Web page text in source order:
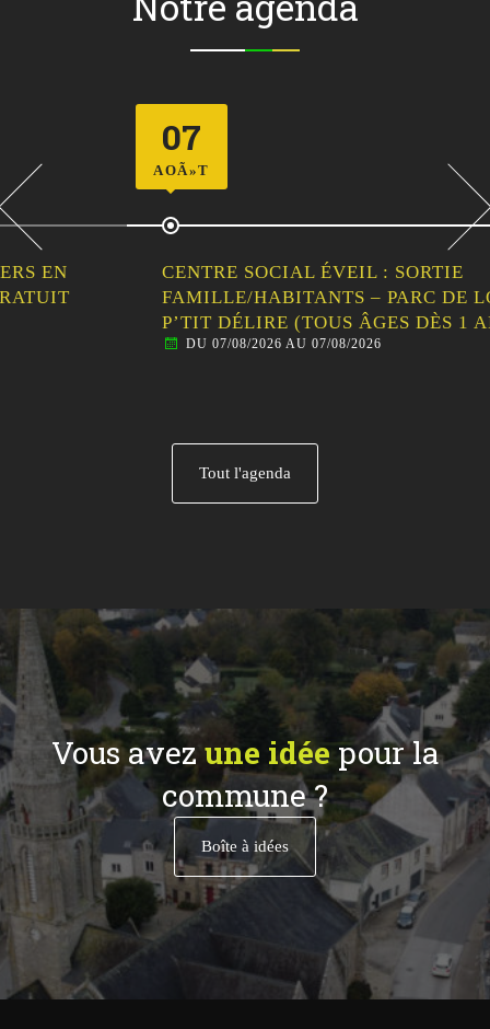
AOÃ»T
CENTRE SOCIAL ÉVEIL : SORTIE
FAMILLE/HABITANTS – PARC DE LOISIRS LE
P’TIT DÉLIRE (TOUS ÂGES DÈS 1 AN)
DU 07/08/2026 AU 07/08/2026
Tout l'agenda
Vous avezune idéepour la
commune ?
Boîte à idées